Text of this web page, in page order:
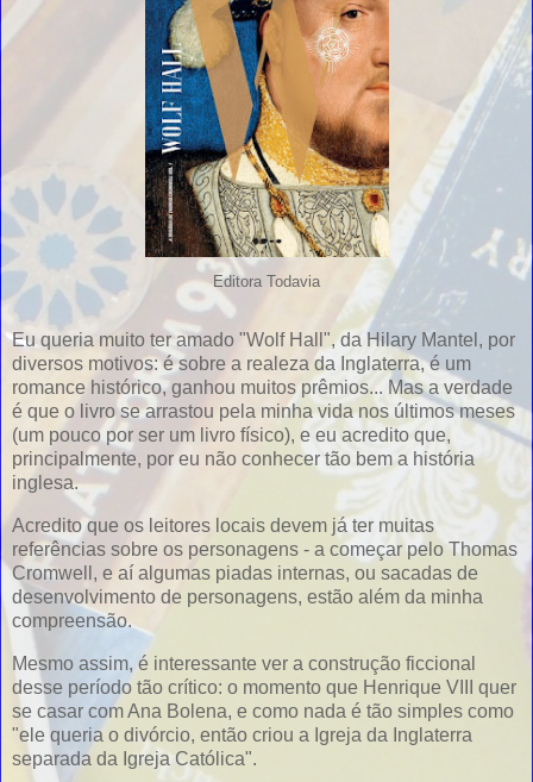
Editora Todavia
Eu queria muito ter amado "Wolf Hall", da Hilary Mantel, por
diversos motivos: é sobre a realeza da Inglaterra, é um
romance histórico, ganhou muitos prêmios... Mas a verdade
é que o livro se arrastou pela minha vida nos últimos meses
(um pouco por ser um livro físico), e eu acredito que,
principalmente, por eu não conhecer tão bem a história
inglesa.
Acredito que os leitores locais devem já ter muitas
referências sobre os personagens - a começar pelo Thomas
Cromwell, e aí algumas piadas internas, ou sacadas de
desenvolvimento de personagens, estão além da minha
compreensão.
Mesmo assim, é interessante ver a construção ficcional
desse período tão crítico: o momento que Henrique VIII quer
se casar com Ana Bolena, e como nada é tão simples como
"ele queria o divórcio, então criou a Igreja da Inglaterra
separada da Igreja Católica".